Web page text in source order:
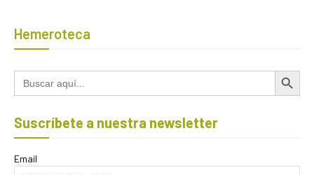
Hemeroteca
Buscar: Botón de
Suscríbete a nuestra newsletter
Email